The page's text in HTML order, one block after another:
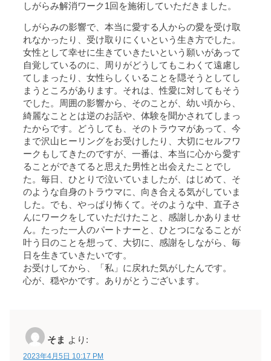
しがらみ解消ワーク1回を施術していただきました。
しがらみの影響で、本当に愛する人からの愛を受け取
れなかったり、受け取りにくいという生き方でした。
女性として幸せに生きていきたいという願いがあって
自覚しているのに、周りがどうしてもこわくて遠慮し
てしまったり、女性らしくいることを隠そうとしてし
まうところがあります。それは、性愛に対してもそう
でした。周囲の影響から、そのことが、幼い頃から、
綺麗なこととは逆のお話や、体験を聞かされてしまっ
たからです。どうしても、そのトラウマがあって、今
まで沢山ヒーリングをお受けしたり、大切にセルフワ
ークもしてきたのですが、一番は、本当に心から愛す
ることができてると思えた男性と出会えたことでし
た。毎日、ひとりで泣いていましたが、はじめて、そ
のような自身のトラウマに、向き合える気がしていま
した。でも、やっぱり怖くて。そのような中、直子さ
んにワークをしていただけたこと、感謝しかありませ
ん。たった一人のパートナーと、ひとつになることが
叶う日のことを想って、大切に、感謝をしながら、毎
日を生きていきたいです。
お受けしてから、「私」に戻れた気がしたんです。
心が、穏やかです。ありがとうございます。
そま より:
2023年4月5日 10:17 PM